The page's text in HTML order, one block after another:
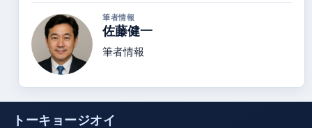
筆者情報
佐藤健一
筆者情報
トーキョージオイ